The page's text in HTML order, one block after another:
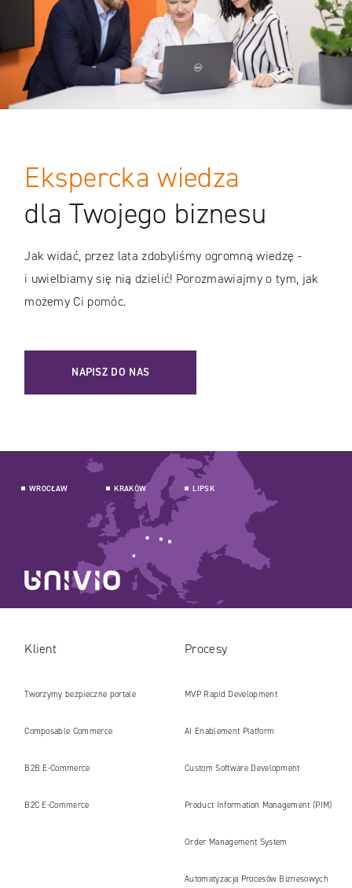
Ekspercka wiedza
dla Twojego biznesu
Jak widać, przez lata zdobyliśmy ogromną wiedzę -
i uwielbiamy się nią dzielić! Porozmawiajmy o tym, jak
możemy Ci pomóc.
NAPISZ DO NAS
WROCŁAW KRAKÓW LIPSK
Klient
Tworzymy bezpieczne portale
internetowe i platformy gotowe na erę
AI
Composable Commerce
B2B E‑Commerce
B2C E‑Commerce
Procesy
MVP Rapid Development
AI Enablement Platform
Custom Software Development
Product Information Management (PIM)
Order Management System
Automatyzacja Procesów Biznesowych